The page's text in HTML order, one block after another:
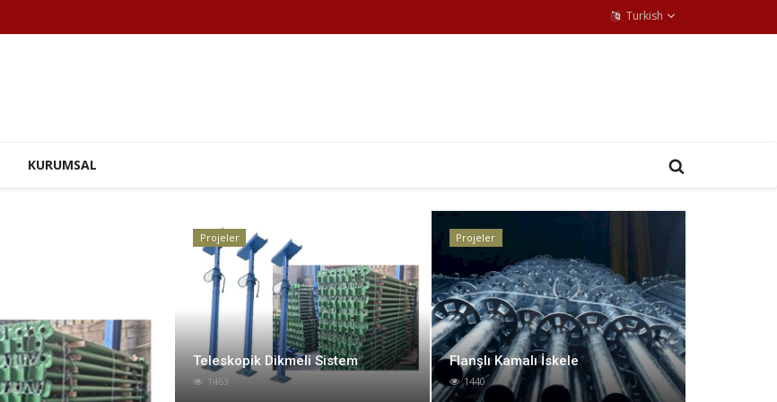
Turkish
KURUMSAL
Projeler
Projeler
Teleskopik Dikmeli Sistem
1463
Projeler
Flanşlı Kamalı İskele
1440